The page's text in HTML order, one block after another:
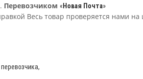
. Перевозчиком « Новая Почта»
Весь товар проверяется нами на